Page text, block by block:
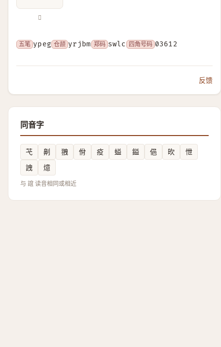
𧨏
五笔 ypeg 仓颉 yrjbm 郑码 swlc 四角号码 03612
反馈
同音字
芅 劓 䎈 佾 疫 螠 鎰 俋 欥
怈
䛖
燱
与 誼 读音相同或相近